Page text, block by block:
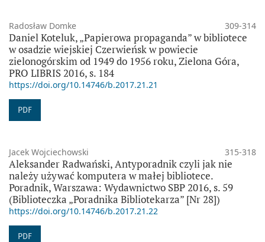
Radosław Domke 309-314
Daniel Koteluk, „Papierowa propaganda” w bibliotece
w osadzie wiejskiej Czerwieńsk w powiecie
zielonogórskim od 1949 do 1956 roku, Zielona Góra,
PRO LIBRIS 2016, s. 184
https://doi.org/10.14746/b.2017.21.21
PDF
Jacek Wojciechowski 315-318
Aleksander Radwański, Antyporadnik czyli jak nie
należy używać komputera w małej bibliotece.
Poradnik, Warszawa: Wydawnictwo SBP 2016, s. 59
(Biblioteczka „Poradnika Bibliotekarza” [Nr 28])
https://doi.org/10.14746/b.2017.21.22
PDF